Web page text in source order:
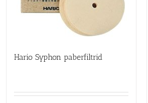
Hario Syphon paberfiltrid